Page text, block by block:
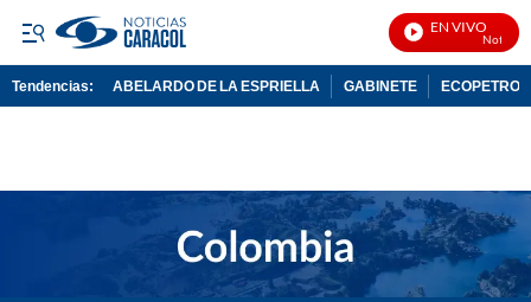
EN VIVO
Noticias
Tendencias: ABELARDO DE LA ESPRIELLA GABINETE ECOPETROL